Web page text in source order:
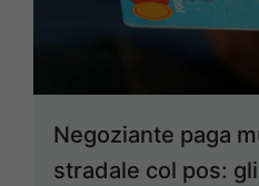
Negoziante paga
stradale col pos: